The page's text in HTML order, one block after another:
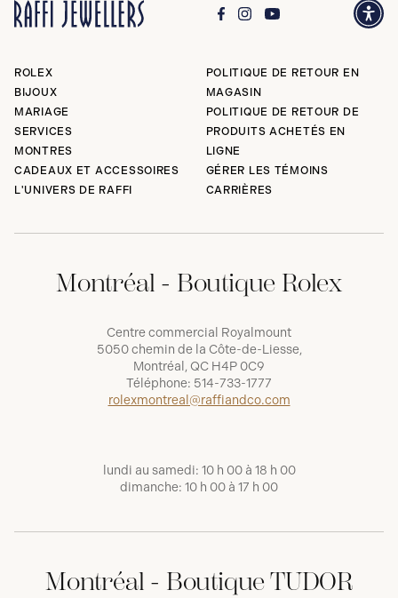
ROLEX
BIJOUX
MARIAGE
SERVICES
MONTRES
CADEAUX ET ACCESSOIRES
L'UNIVERS DE RAFFI
POLITIQUE DE RETOUR EN
MAGASIN
POLITIQUE DE RETOUR DE
PRODUITS ACHETÉS EN
LIGNE
GÉRER LES TÉMOINS
CARRIÈRES
Montréal - Boutique Rolex
Centre commercial Royalmount
5050 chemin de la Côte-de-Liesse,
Montréal, QC H4P 0C9
Téléphone: 514-733-1777
rolexmontreal@raffiandco.com
lundi au samedi: 10 h 00 à 18 h 00
dimanche: 10 h 00 à 17 h 00
Montréal - Boutique TUDOR